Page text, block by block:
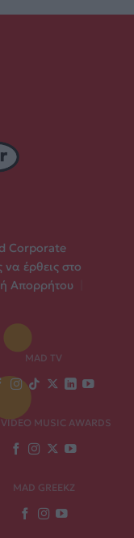
Corporate
έρθεις στο
Απορρήτου
MAD TV
MUSIC AWARDS
MAD GREEKZ